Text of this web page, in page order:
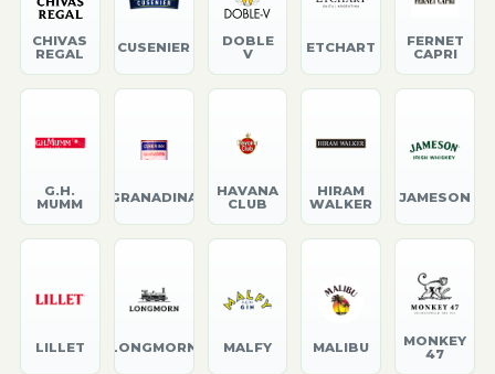
CHIVAS
REGAL
CUSENIER
DOBLE
V
ETCHART
FERNET
CAPRI
G.H.
MUMM
GRANADINA
HAVANA
CLUB
HIRAM
WALKER
JAMESON
LILLET LONGMORN MALFY MALIBU
MONKEY
47